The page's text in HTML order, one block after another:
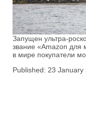
Запущен ультра-
звание «Amazon для
в мире покупатели
Published: 23 January